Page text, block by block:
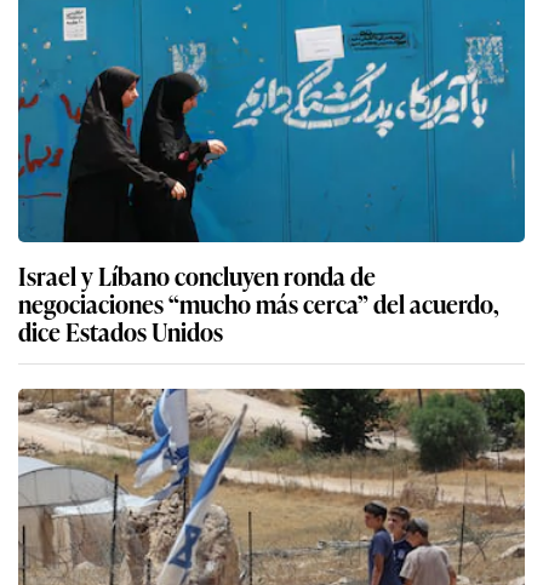
Israel y Líbano concluyen ronda de
negociaciones “mucho más cerca” del acuerdo,
dice Estados Unidos